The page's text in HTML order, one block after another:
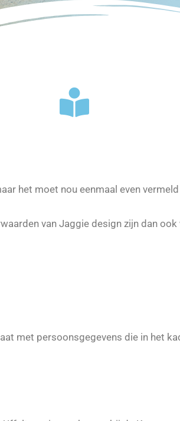
het moet nou eenmaal even
van Jaggie design zijn dan
met persoonsgegevens die in het